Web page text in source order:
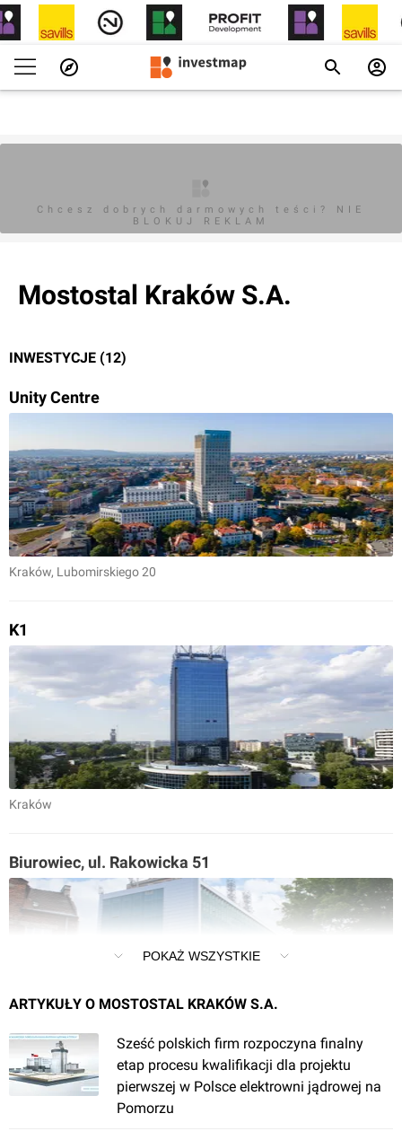
Chcesz dobrych darmowych teści? NIE
BLOKUJ REKLAM
Mostostal Kraków S.A.
INWESTYCJE (12)
Unity Centre
Kraków, Lubomirskiego 20
K1
Kraków
Biurowiec, ul. Rakowicka 51
Kraków, Rakowicka 51
Most Technologiczny CO
POKAŻ WSZYSTKIE
ARTYKUŁY O MOSTOSTAL KRAKÓW S.A.
Sześć polskich firm rozpoczyna finalny
etap procesu kwalifikacji dla projektu
pierwszej w Polsce elektrowni jądrowej na
Pomorzu